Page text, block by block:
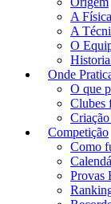
A Física
A
O
Onde
O que
Clubes
Competição
Como
Provas